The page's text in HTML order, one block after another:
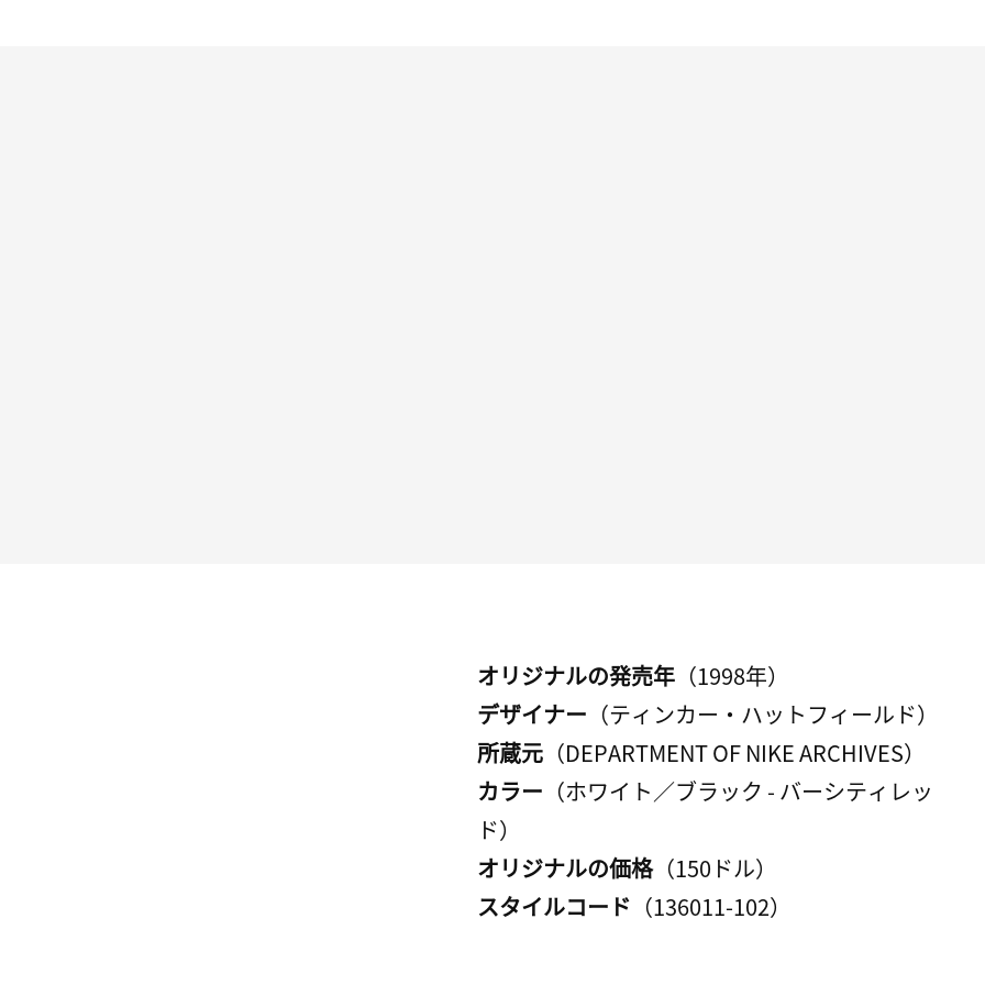
オリジナルの発売年 （1998年）
デザイナー （ティンカー・ハットフィールド）
所蔵元 （DEPARTMENT OF NIKE ARCHIVES）
カラー （ホワイト／ブラック - バーシティレッ
ド）
オリジナルの価格（150ドル）
スタイルコード （136011-102）